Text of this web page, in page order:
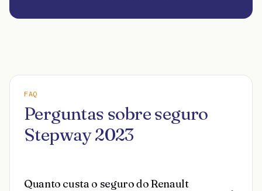
FAQ
Perguntas sobre seguro
Stepway 2023
Quanto custa o seguro do Renault